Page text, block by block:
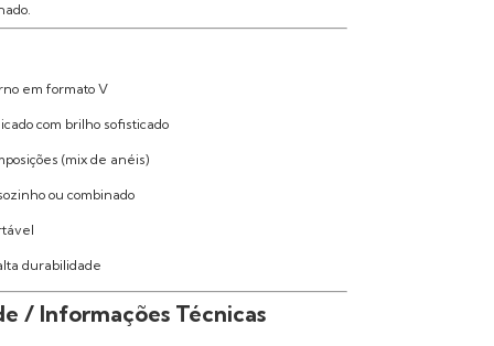
em formato V
com brilho sofisticado
(mix de anéis)
ou combinado
durabilidade
/ Informações Técnicas